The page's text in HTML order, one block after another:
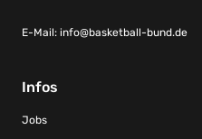
E-Mail: info@basketball-bund.de
Infos
Jobs